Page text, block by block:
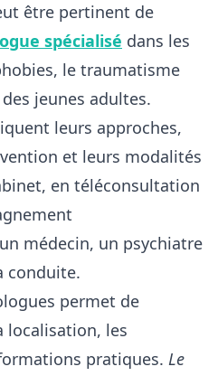
être pertinent de
spécialisé dans les
le traumatisme
jeunes adultes.
leurs approches,
et leurs modalités
en téléconsultation
médecin, un psychiatre
conduite.
permet de
localisation, les
pratiques. Le